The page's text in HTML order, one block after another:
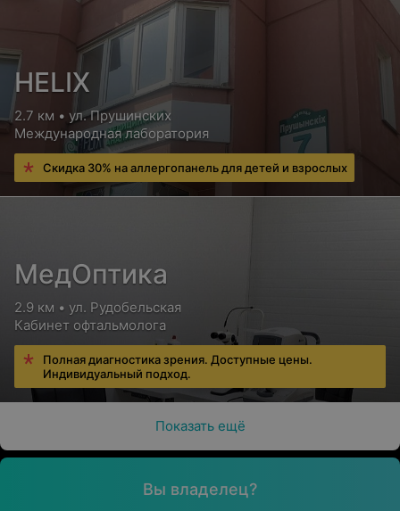
HELIX
2.7 км • ул. Прушинских
Международная лаборатория
Скидка 30% на аллергопанель для детей и взрослых
МедОптика
2.9 км • ул. Рудобельская
Кабинет офтальмолога
Полная диагностика зрения. Доступные цены.
Индивидуальный подход.
Показать ещё
Вы владелец?